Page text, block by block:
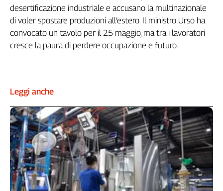
Piemonte
Puglia
Sardegna
Sicilia
Umbria
D'Aosta
Veneto
Archivio
Storico
1955-
2014
desertificazione industriale e accusano la multinazionale
di voler spostare produzioni all’estero. Il ministro Urso ha
convocato un tavolo per il 25 maggio, ma tra i lavoratori
cresce la paura di perdere occupazione e futuro.
Leggi anche